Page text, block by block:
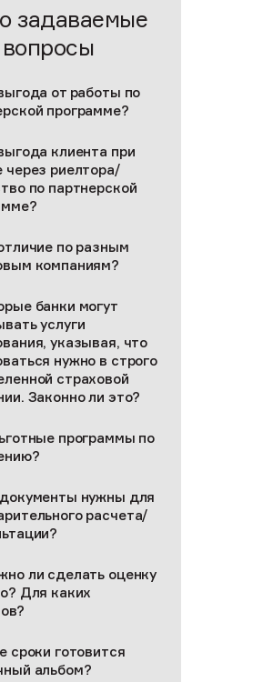
задаваемые
вопросы
от работы по
программе?
клиента при
через риелтора/
по партнерской
по разным
компаниям?
банки могут
услуги
указывая, что
нужно в строго
страховой
Законно ли это?
программы по
нужны для
расчета/
ли сделать оценку
Для каких
сроки готовится
альбом?